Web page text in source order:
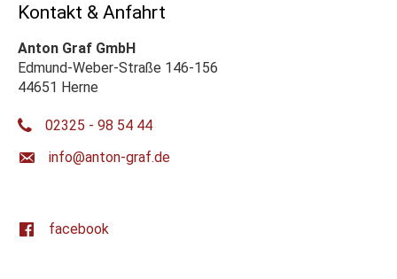
Kontakt & Anfahrt
Anton Graf GmbH
Edmund-Weber-Straße 146-156
44651 Herne
02325 - 98 54 44
ed.farg-notna@ofni
facebook